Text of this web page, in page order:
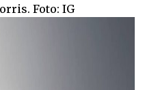
Foto: IG